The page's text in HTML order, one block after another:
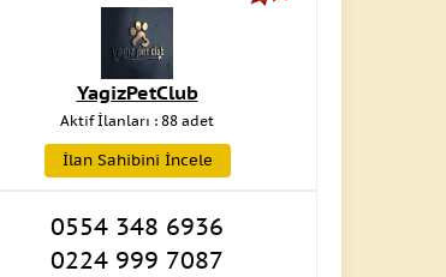
YagizPetClub
Aktif İlanları : 88 adet
İlan Sahibini İncele
0554 348 6936
0224 999 7087